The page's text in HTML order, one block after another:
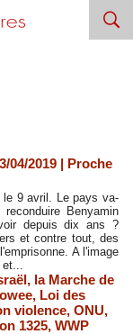
04/2019 | Proche
le 9 avril. Le pays va-
Benyamin
depuis dix ans ?
et contre tout, des
A l'image
et...
, la Marche de
, Loi des
violence, ONU,
1325, WWP